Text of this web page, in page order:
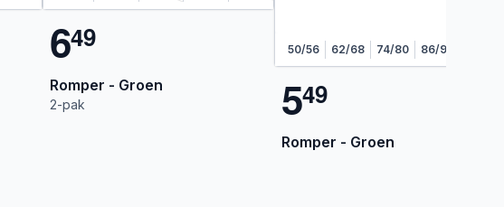
649
Romper - Groen
2-pak
50/56 62/68 74/80 86/92
549
Romper - Groen